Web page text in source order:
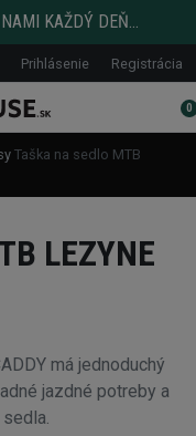
KAŽDÝ DEŇ...
Prihlásenie Registrácia
0
Taška na sedlo MTB
LEZYNE
má jednoduchý
jazdné potreby a